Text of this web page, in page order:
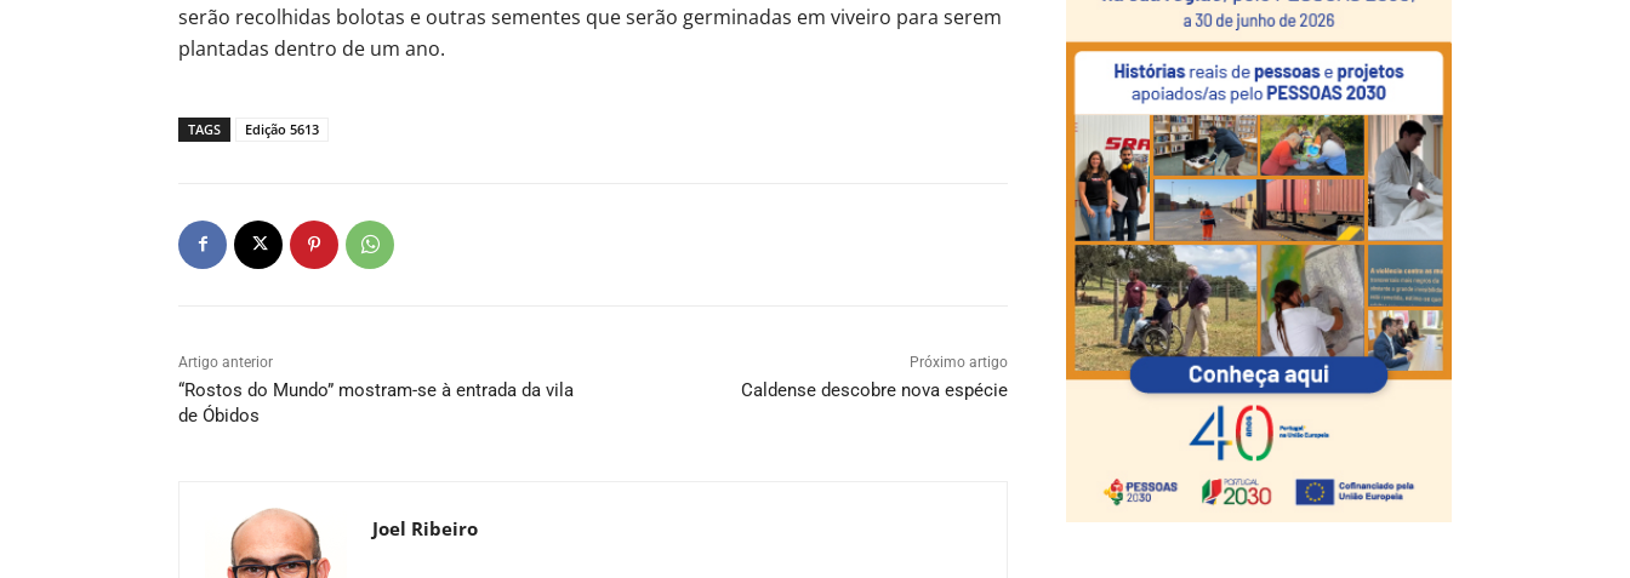
serão recolhidas bolotas e outras sementes que serão germinadas em viveiro para serem
plantadas dentro de um ano.
TAGS Edição 5613
Artigo anterior
“Rostos do Mundo” mostram-se à entrada da vila
de Óbidos
Próximo artigo
Caldense descobre nova espécie
Joel Ribeiro